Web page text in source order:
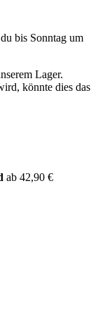
bis Sonntag um
Lager.
könnte dies das
ab 42,90 €